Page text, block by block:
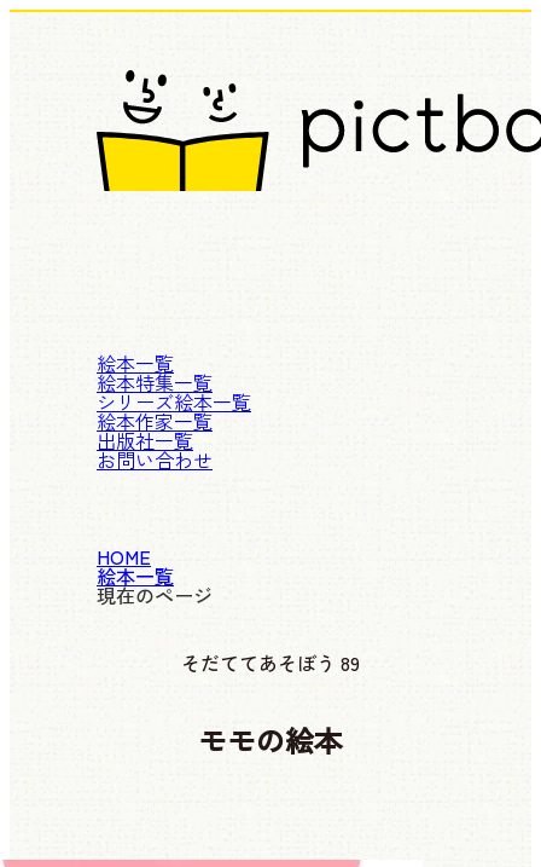
絵本一覧
絵本特集一覧
シリーズ絵本一覧
絵本作家一覧
出版社一覧
お問い合わせ
HOME
絵本一覧
現在のページ
そだててあそぼう 89
モモの絵本